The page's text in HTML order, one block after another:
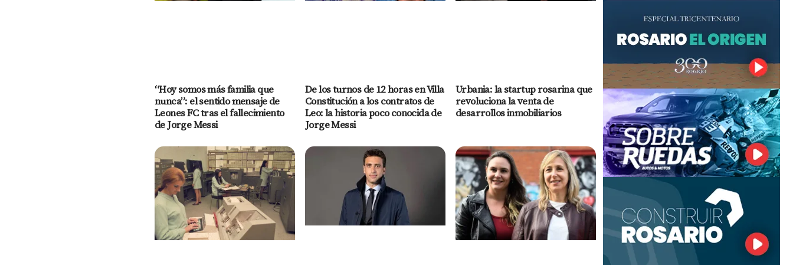
“Hoy somos más familia que
nunca”: el sentido mensaje de
Leones FC tras el fallecimiento
de Jorge Messi
De los turnos de 12 horas en Villa
Constitución a los contratos de
Leo: la historia poco conocida de
Jorge Messi
Urbania: la startup rosarina que
revoluciona la venta de
desarrollos inmobiliarios